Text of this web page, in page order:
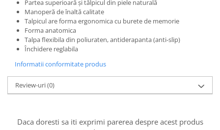
Partea superioară şi tălpicul din piele naturală
Manoperă de înaltă calitate
Talpicul are forma ergonomica cu burete de memorie
Forma anatomica
Talpa flexibila din poliuraten, antiderapanta (anti-slip)
Închidere reglabila
Informatii conformitate produs
Review-uri(0)
Daca doresti sa iti exprimi parerea despre acest produs